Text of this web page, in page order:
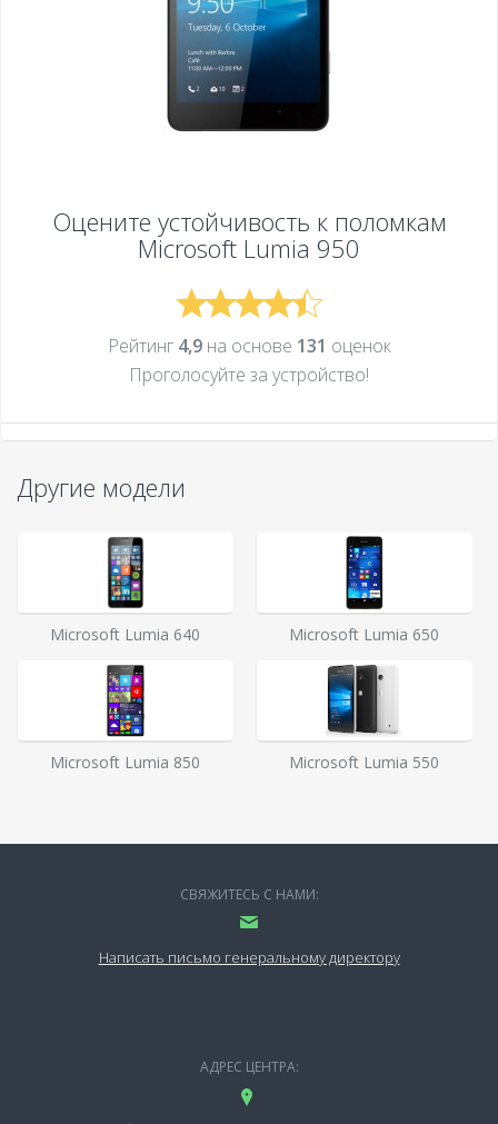
Оцените устойчивость к поломкам
Microsoft Lumia 950
Рейтинг 4,9на основе 131 оценок
Проголосуйте за устройcтво!
Другие модели
Microsoft Lumia 640 Microsoft Lumia 650
Microsoft Lumia 850 Microsoft Lumia 550
СВЯЖИТЕСЬ С НАМИ:
Написать письмо генеральному директору
АДРЕС ЦЕНТРА: